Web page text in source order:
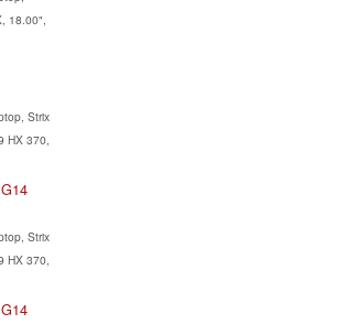
18.00",
Strix
HX 370,
Strix
HX 370,